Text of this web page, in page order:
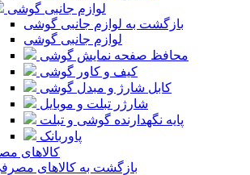
لوازم جانبی گوشی
بازگشت به لوازم جانبی گوشی
لوازم جانبی گوشی
محافظ صفحه نمایش گوشی
کیف و کاور گوشی
کابل شارژ و مبدل گوشی
شارژر تبلت و موبایل
پایه نگهدارنده گوشی و تبلت
پاوربانک
کالاهای
بازگشت به کالاهای